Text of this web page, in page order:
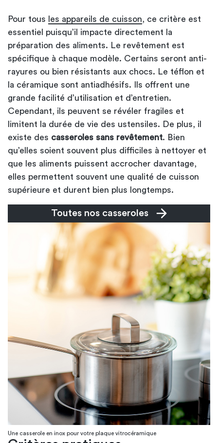
Une casserole en inox pour votre plaque vitrocéramique
Pour tous les appareils de cuisson , ce critère est
essentiel puisqu’il impacte directement la
préparation des aliments. Le revêtement est
spécifique à chaque modèle. Certains seront anti-
rayures ou bien résistants aux chocs. Le téflon et
la céramique sont antiadhésifs. Ils offrent une
grande facilité d’utilisation et d’entretien.
Cependant, ils peuvent se révéler fragiles et
limitent la durée de vie des ustensiles. De plus, il
existe des casseroles sans revêtement. Bien
qu’elles soient souvent plus difficiles à nettoyer et
que les aliments puissent accrocher davantage,
elles permettent souvent une qualité de cuisson
supérieure et durent bien plus longtemps.
Toutes nos casseroles